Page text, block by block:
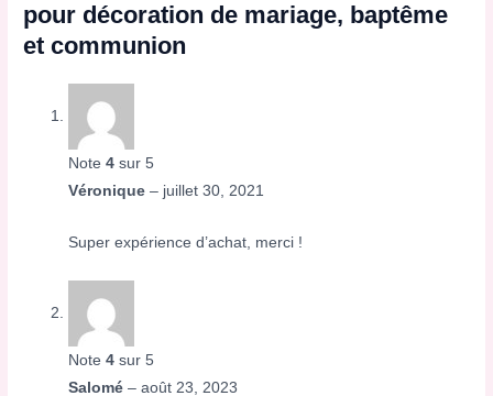
pour décoration de mariage, baptême
et communion
Note4 sur 5
Véronique– juillet 30, 2021
Super expérience d’achat, merci !
Note4 sur 5
Salomé– août 23, 2023